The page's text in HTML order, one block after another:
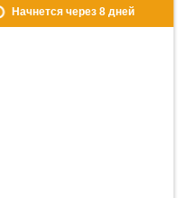
Начнется через 8дней